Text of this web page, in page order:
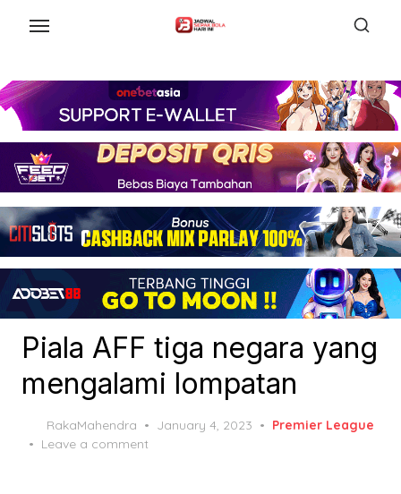
content
Piala AFF tiga negara yang
mengalami lompatan
RakaMahendra
Posted
January 4, 2023
Premier League
Leave a comment